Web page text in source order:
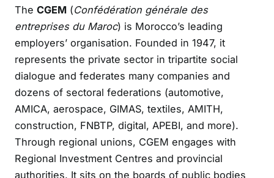
The CGEM (Confédération générale des
entreprises du Maroc) is Morocco’s leading
employers’ organisation. Founded in 1947, it
represents the private sector in tripartite social
dialogue and federates many companies and
dozens of sectoral federations (automotive,
AMICA, aerospace, GIMAS, textiles, AMITH,
construction, FNBTP, digital, APEBI, and more).
Through regional unions, CGEM engages with
Regional Investment Centres and provincial
authorities. It sits on the boards of public bodies